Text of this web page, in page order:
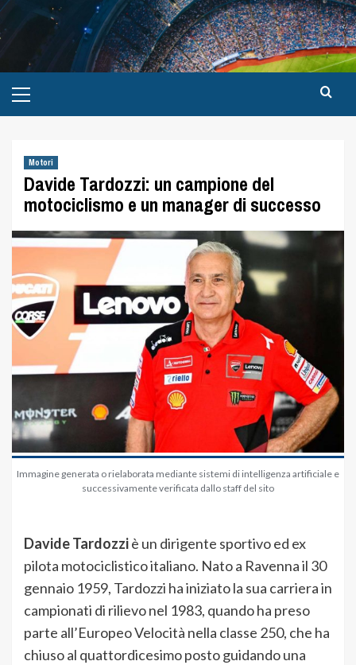
Motori
Davide Tardozzi: un campione del
motociclismo e un manager di successo
Immagine generata o rielaborata mediante sistemi di intelligenza artificiale e
successivamente verificata dallo staff del sito
Davide Tardozziè un dirigente sportivo ed ex
pilota motociclistico italiano. Nato a Ravenna il 30
gennaio 1959, Tardozzi ha iniziato la sua carriera in
campionati di rilievo nel 1983, quando ha preso
parte all’Europeo Velocità nella classe 250, che ha
chiuso al quattordicesimo posto guidando una